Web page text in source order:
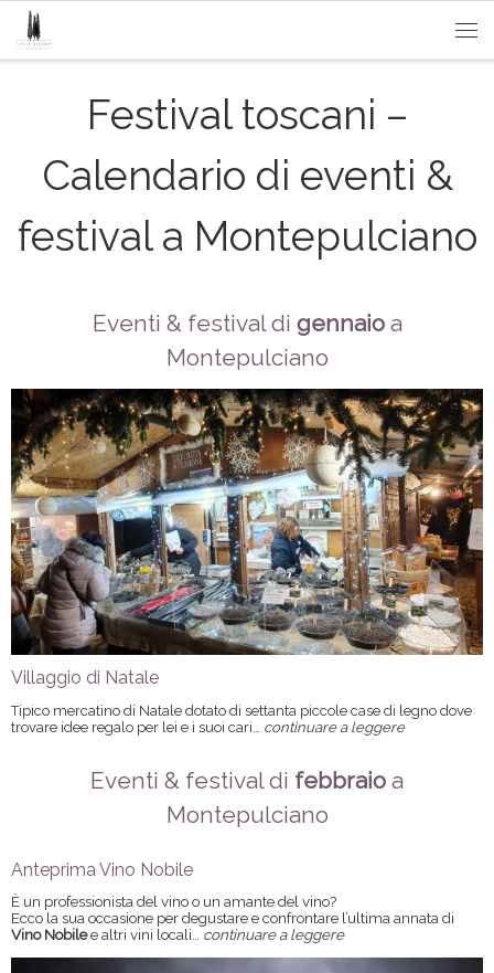
Passa al contenuto
Festival toscani –
Calendario di eventi &
festival a Montepulciano
Eventi & festival di gennaioa
Montepulciano
Villaggio di Natale
Tipico mercatino di Natale dotato di settanta piccole case di legno dove
trovare idee regalo per lei e i suoi cari… continuare a leggere
Eventi & festival di febbraio a
Montepulciano
Anteprima Vino Nobile
È un professionista del vino o un amante del vino?
Ecco la sua occasione per degustare e confrontare l’ultima annata di
Vino Nobilee altri vini locali… continuare a leggere